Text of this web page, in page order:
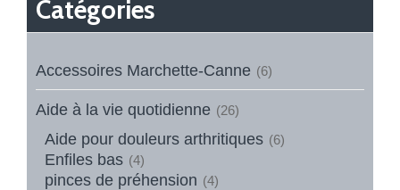
Catégories
Accessoires Marchette-Canne (6)
Aide à la vie quotidienne (26)
Aide pour douleurs arthritiques (6)
Enfiles bas (4)
pinces de préhension (4)